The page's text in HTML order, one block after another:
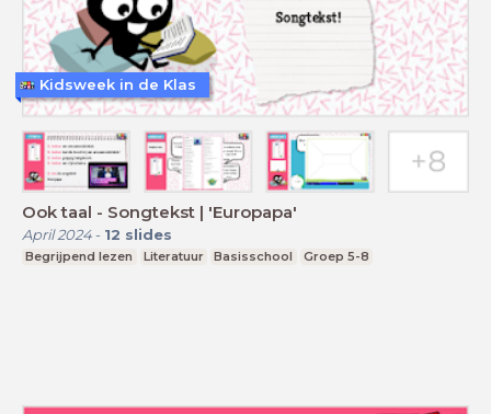
Ook taal - Songtekst | 'Europapa'
April 2024- 12 slides
Begrijpend lezen Literatuur Basisschool Groep 5-8
Kidsweek in de Klas